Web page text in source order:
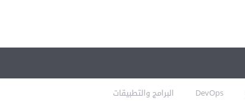
DevOps البرامج والتطبيقات